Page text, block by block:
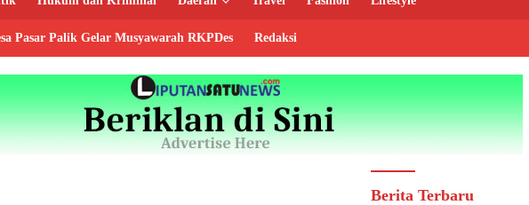
Pasar Palik Gelar Musyawarah RKPDes Redaksi
Berita Terbaru